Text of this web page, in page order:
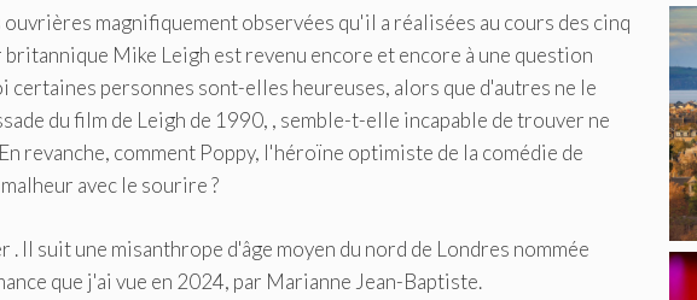
magnifiquement observées qu'il a réalisées au cours des cinq
Mike Leigh est revenu encore et encore à une question
certaines personnes sont-elles heureuses, alors que d'autres ne le
du film de Leigh de 1990, , semble-t-elle incapable de trouver ne
revanche, comment Poppy, l'héroïne optimiste de la comédie de
avec le sourire ?
Il suit une misanthrope d'âge moyen du nord de Londres nommée
que j'ai vue en 2024, par Marianne Jean-Baptiste.